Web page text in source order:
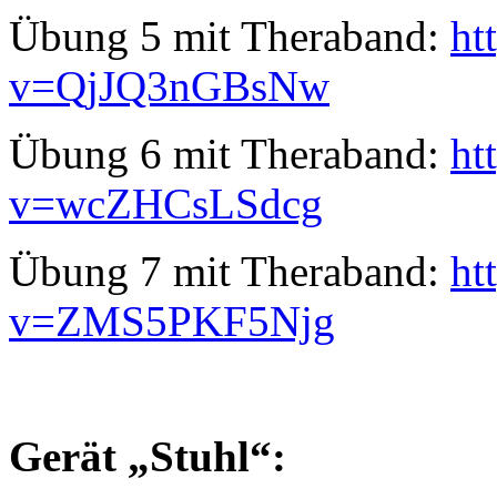
Übung 5 mit Theraband:
v=QjJQ3nGBsNw
Übung 6 mit Theraband:
v=wcZHCsLSdcg
Übung 7 mit Theraband:
v=ZMS5PKF5Njg
Gerät „Stuhl“: